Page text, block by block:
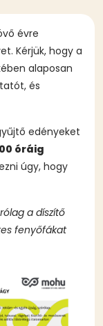
évre
Kérjük, hogy a
alaposan
és
edényeket
óráig
úgy, hogy
a díszítő
fenyőfákat